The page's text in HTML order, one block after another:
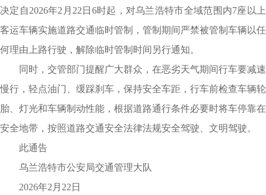
决定自2026年2月22日6时起，对乌兰浩特市全域范围内7座以上
客运车辆实施道路交通临时管制，管制期间严禁被管制车辆以任
何理由上路行驶，解除临时管制时间另行通知。
同时，交管部门提醒广大群众，在恶劣天气期间行车要减速
慢行，轻点油门、缓踩刹车，保持安全车距，行车前检查车辆轮
胎、灯光和车辆制动性能，根据道路通行条件必要时将车停靠在
安全地带，按照道路交通安全法律法规安全驾驶、文明驾驶。
此通告
乌兰浩特市公安局交通管理大队
2026年2月22日